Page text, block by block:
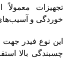
تجهیزات
خوردگی و
این نوع فیدر
چسبندگی بالا